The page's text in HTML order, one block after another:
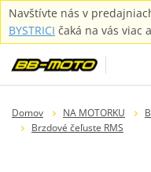
Navštívte nás v
BYSTRICI čaká na vás viac
Domov NA MOTORKU
Brzdové čeľuste RMS